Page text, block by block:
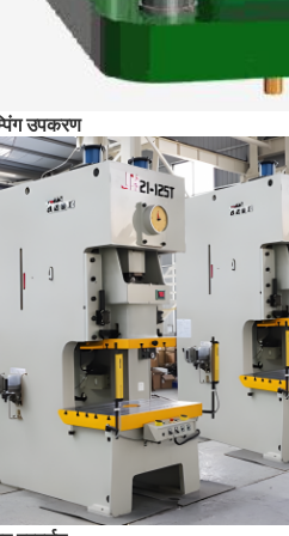
उपकरण